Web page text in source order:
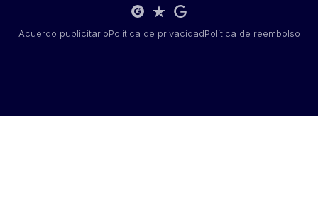
Acuerdo publicitarioPolítica de privacidadPolítica de reembolso